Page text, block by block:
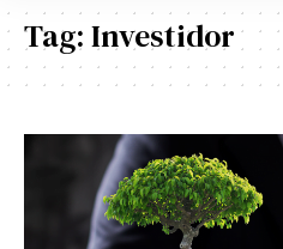
Tag:Investidor